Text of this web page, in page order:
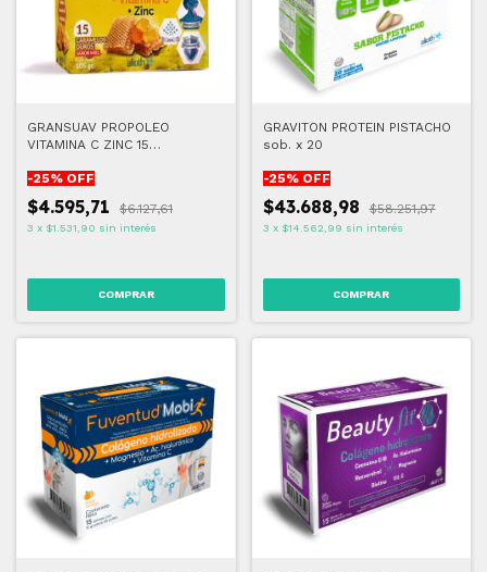
GRANSUAV PROPOLEO
VITAMINA C ZINC 15
-25% OFF
$4.595,71 $6.127,61
3 x $1.531,90 sin interés
GRAVITON PROTEIN PISTACHO
sob. x 20
-25% OFF
$43.688,98 $58.251,97
3 x $14.562,99 sin interés